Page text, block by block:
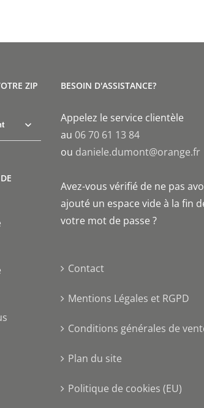
ZIP BESOIN D'ASSISTANCE?
Appelez le service clientèle
au 06 70 61 13 84
ou daniele.dumont@orange.fr
Avez-vous vérifié de ne pas
ajouté un espace vide à la fin
votre mot de passe ?
Contact
Mentions Légales et RGPD
Conditions générales de
Plan du site
Politique de cookies (EU)